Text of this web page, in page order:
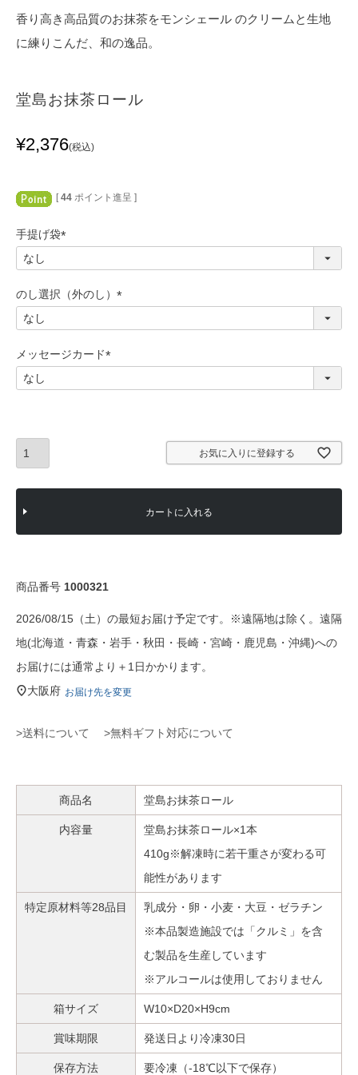
香り高き高品質のお抹茶をモンシェール のクリームと生地
に練りこんだ、和の逸品。
堂島お抹茶ロール
¥2,376 税込
[ 44 ポイント進呈 ]
手提げ袋
必
のし選択（外のし）
必
メッセージカード
必
お気に入りに登録する
カートに入れる
商品番号 1000321
2026/08/15（土）の最短お届け予定です。※遠隔地は除く。遠隔
地(北海道・青森・岩手・秋田・長崎・宮崎・鹿児島・沖縄)への
お届けには通常より＋1日かかります。
大阪府 お届け先を変更
>送料について >無料ギフト対応について
商品名 堂島お抹茶ロール
内容量
堂島お抹茶ロール×1本
410g※解凍時に若干重さが変わる可
能性があります
特定原材料等28品目
乳成分・卵・小麦・大豆・ゼラチン
※本品製造施設では「クルミ」を含
む製品を生産しています
※アルコールは使用しておりません
箱サイズ W10×D20×H9cm
賞味期限 発送日より冷凍30日
保存方法 要冷凍（-18℃以下で保存）